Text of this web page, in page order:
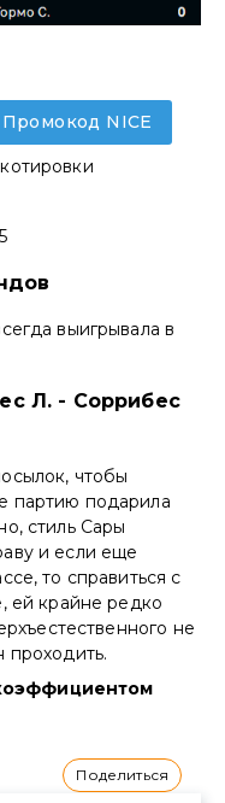
Промокод NICE
выигрывала в
Л. - Соррибес
чтобы
партию подарила
стиль Сары
и если еще
то справиться с
ей крайне редко
не
проходить.
Поделиться